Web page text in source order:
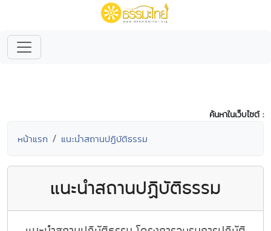
ค้นหาในเว็บไซต์ :
หน้าแรก แนะนำสถานปฏิบัติธรรม
แนะนำสถานปฏิบัติธรรม